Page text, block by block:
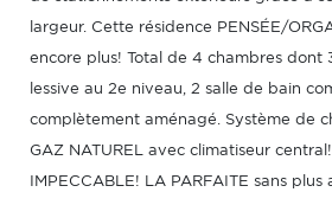
largeur. Cette résidence PENSÉE/
encore plus! Total de 4 chambres dont
lessive au 2e niveau, 2 salle de bain
complètement aménagé. Système de
GAZ NATUREL avec climatiseur
IMPECCABLE! LA PARFAITE sans plus